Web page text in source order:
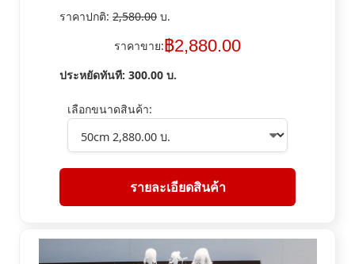
ราคาปกติ: 2,580.00 บ.
ราคาขาย:฿2,880.00
ประหยัดทันที: 300.00 บ.
เลือกขนาดสินค้า:
รายละเอียดสินค้า